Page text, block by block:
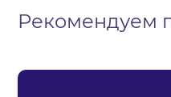
Рекомендуем